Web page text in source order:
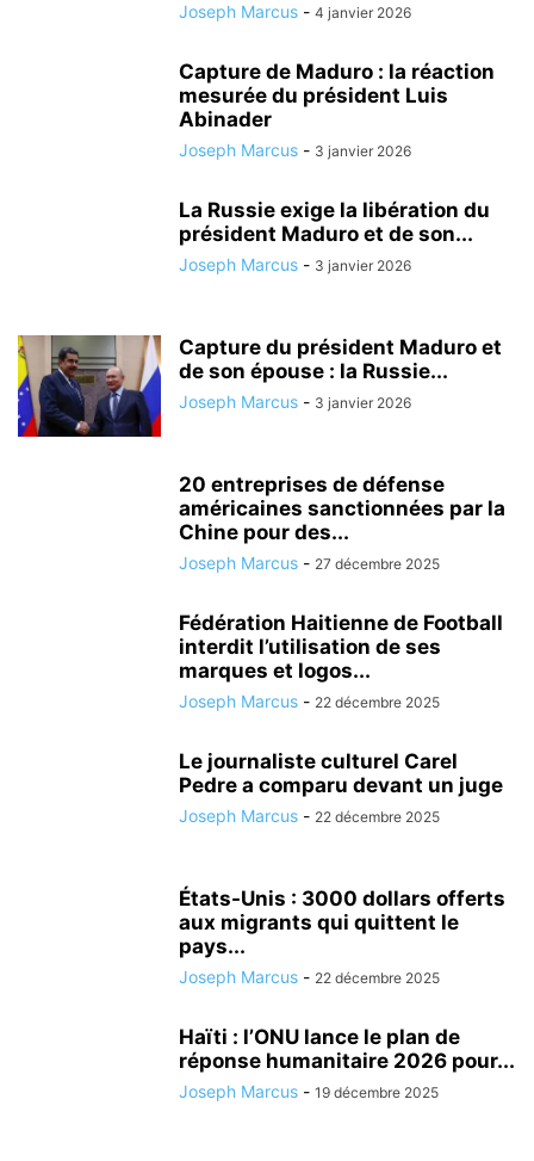
Joseph Marcus - 4 janvier 2026
Capture de Maduro : la réaction
mesurée du président Luis
Abinader
Joseph Marcus - 3 janvier 2026
La Russie exige la libération du
président Maduro et de son...
Joseph Marcus - 3 janvier 2026
Capture du président Maduro et
de son épouse : la Russie...
Joseph Marcus - 3 janvier 2026
20 entreprises de défense
américaines sanctionnées par la
Chine pour des...
Joseph Marcus - 27 décembre 2025
Fédération Haitienne de Football
interdit l’utilisation de ses
marques et logos...
Joseph Marcus - 22 décembre 2025
Le journaliste culturel Carel
Pedre a comparu devant un juge
Joseph Marcus - 22 décembre 2025
États-Unis : 3000 dollars offerts
aux migrants qui quittent le
pays...
Joseph Marcus - 22 décembre 2025
Haïti : l’ONU lance le plan de
réponse humanitaire 2026 pour...
Joseph Marcus - 19 décembre 2025